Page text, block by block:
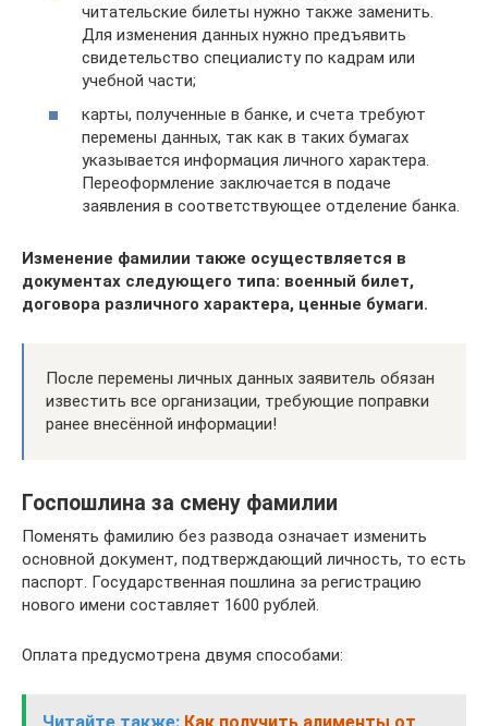
читательские билеты нужно также заменить.
Для изменения данных нужно предъявить
свидетельство специалисту по кадрам или
учебной части;
карты, полученные в банке, и счета требуют
перемены данных, так как в таких бумагах
указывается информация личного характера.
Переоформление заключается в подаче
заявления в соответствующее отделение банка.
Изменение фамилии также осуществляется в
документах следующего типа: военный билет,
договора различного характера, ценные бумаги.
После перемены личных данных заявитель обязан
известить все организации, требующие поправки
ранее внесённой информации!
Госпошлина за смену фамилии
Поменять фамилию без развода означает изменить
основной документ, подтверждающий личность, то есть
паспорт. Государственная пошлина за регистрацию
нового имени составляет 1600 рублей.
Оплата предусмотрена двумя способами: